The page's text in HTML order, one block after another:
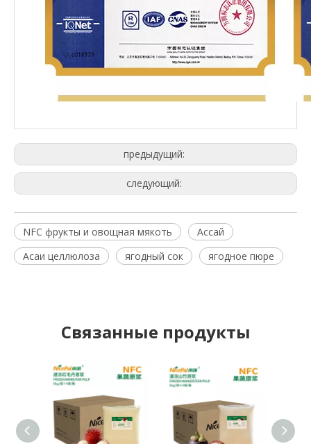
предыдущий:
следующий:
NFC фрукты и овощная мякоть
Ассай
Асаи целлюлоза
ягодный сок ягодное пюре
Связанные продукты